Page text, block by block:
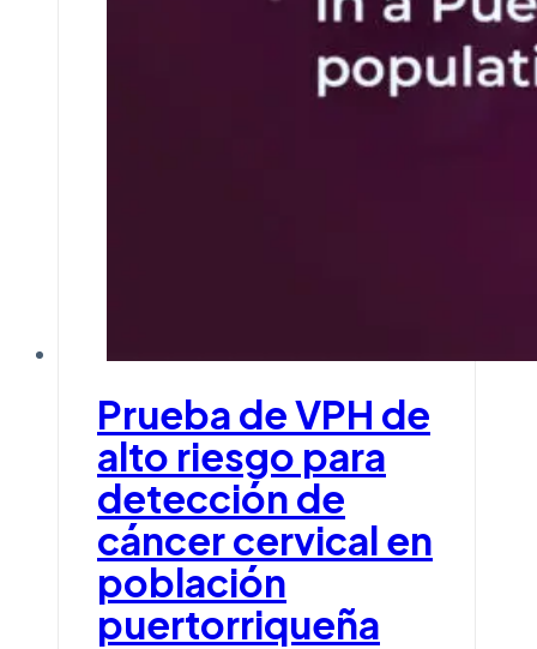
Prueba de VPH de
alto riesgo para
detección de
cáncer cervical en
población
puertorriqueña